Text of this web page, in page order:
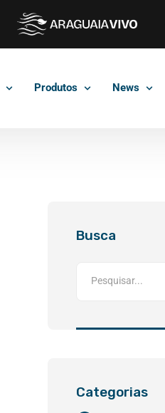
Produtos News
Busca
Categorias